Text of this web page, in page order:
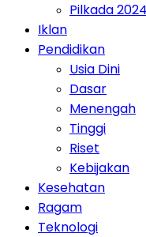
Pilkada 2024
Iklan
Pendidikan
Usia Dini
Dasar
Menengah
Tinggi
Riset
Kebijakan
Kesehatan
Ragam
Teknologi